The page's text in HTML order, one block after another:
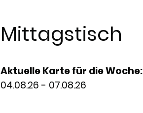
Mittagstisch
Aktuelle Karte für die Woche:
04.08.26 - 07.08.26